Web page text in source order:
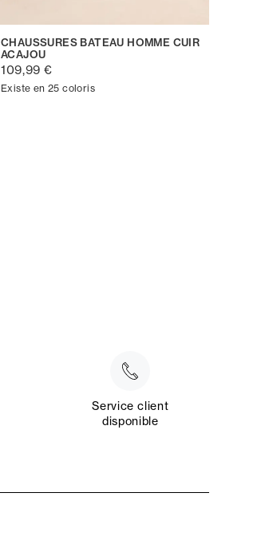
CHAUSSURES BATEAU HOMME CUIR
ACAJOU
109,99 €
Existe en 25 coloris
Service client
disponible